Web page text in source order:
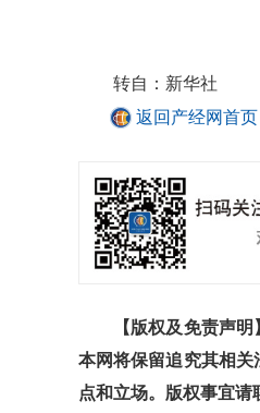
转自：新华社
返回产经网首页
【版权及免责声明】
本网将保留追究其相
点和立场。版权事宜请